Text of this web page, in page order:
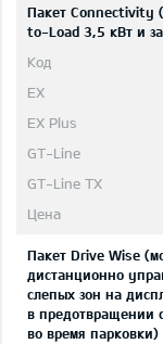
Пакет Connectivity
to-Load 3,5 кВт и
Пакет Drive Wise
дистанционно
слепых зон на
в предотвращении
во время парковки)